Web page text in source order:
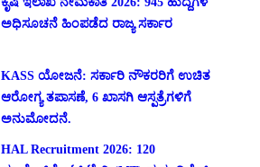
ಅಧಿಸೂಚನೆ ಹಿಂಪಡೆದ ರಾಜ್ಯ ಸರ್ಕಾರ
KASS ಯೋಜನೆ: ಸರ್ಕಾರಿ ನೌಕರರಿಗೆ ಉಚಿತ
ಆರೋಗ್ಯ ತಪಾಸಣೆ, 6 ಖಾಸಗಿ ಆಸ್ಪತ್ರೆಗಳಿಗೆ
ಅನುಮೋದನೆ.
HAL Recruitment 2026: 120